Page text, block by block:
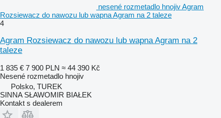
nesené rozmetadlo hnojiv Agram
Rozsiewacz do nawozu lub wapna Agram na 2 taleze
4
Agram Rozsiewacz do nawozu lub wapna Agram na 2
taleze
1 835 € 7 900 PLN ≈ 44 390 Kč
Nesené rozmetadlo hnojiv
Polsko, TUREK
SINNA SŁAWOMIR BIAŁEK
Kontakt s dealerem